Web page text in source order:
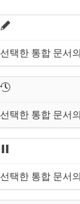
선택한 통합 문서
선택한 통합 문서
선택한 통합 문서